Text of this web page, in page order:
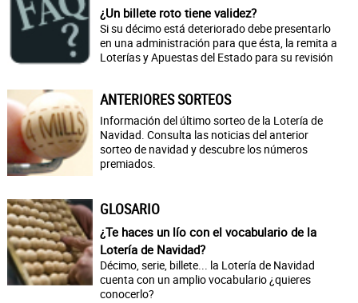
¿Un billete roto tiene validez?
Si su décimo está deteriorado debe presentarlo
en una administración para que ésta, la remita a
Loterías y Apuestas del Estado para su revisión
ANTERIORES SORTEOS
Información del último sorteo de la Lotería de
Navidad. Consulta las noticias del anterior
sorteo de navidad y descubre los números
premiados.
GLOSARIO
¿Te haces un lío con el vocabulario de la
Lotería de Navidad?
Décimo, serie, billete... la Lotería de Navidad
cuenta con un amplio vocabulario ¿quieres
conocerlo?